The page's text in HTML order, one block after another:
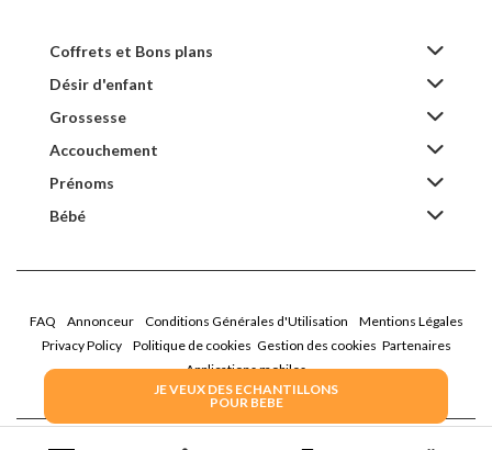
JE VEUX DES ECHANTILLONS
POUR BEBE
Coffrets et Bons plans
Désir d'enfant
Grossesse
Accouchement
Prénoms
Bébé
FAQ Annonceur Conditions Générales d'Utilisation
Mentions Légales
Privacy Policy
Politique de cookies Gestion des cookies Partenaires
Applications mobiles